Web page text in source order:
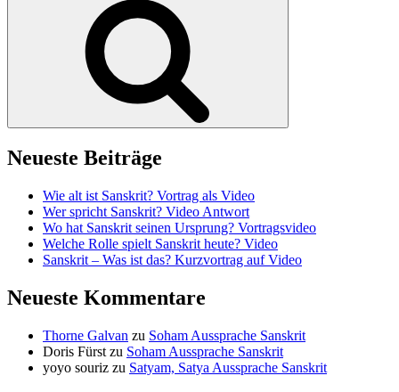
Neueste Beiträge
Wie alt ist Sanskrit? Vortrag als Video
Wer spricht Sanskrit? Video Antwort
Wo hat Sanskrit seinen Ursprung? Vortragsvideo
Welche Rolle spielt Sanskrit heute? Video
Sanskrit – Was ist das? Kurzvortrag auf Video
Neueste Kommentare
Thorne Galvan zu Soham Aussprache Sanskrit
Doris Fürst zu Soham Aussprache Sanskrit
yoyo souriz zu Satyam, Satya Aussprache Sanskrit